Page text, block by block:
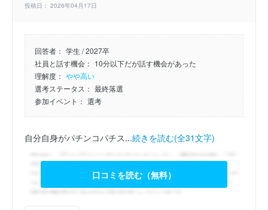
投稿日： 2026年04月17日
回答者： 学生 / 2027卒
社員と話す機会： 10分以下だが話す機会があった
理解度： やや高い
選考ステータス： 最終落選
参加イベント： 選考
自分自身がパチンコパチス...続きを読む(全31文字)
口コミを読む（無料）